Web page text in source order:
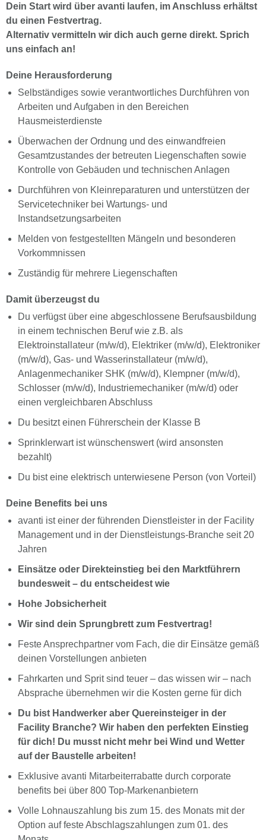
Dein Start wird über avanti laufen, im Anschluss erhältst
du einen Festvertrag.
Alternativ vermitteln wir dich auch gerne direkt. Sprich
uns einfach an!
Deine Herausforderung
Selbständiges sowie verantwortliches Durchführen von
Arbeiten und Aufgaben in den Bereichen
Hausmeisterdienste
Überwachen der Ordnung und des einwandfreien
Gesamtzustandes der betreuten Liegenschaften sowie
Kontrolle von Gebäuden und technischen Anlagen
Durchführen von Kleinreparaturen und unterstützen der
Servicetechniker bei Wartungs- und
Instandsetzungsarbeiten
Melden von festgestellten Mängeln und besonderen
Vorkommnissen
Zuständig für mehrere Liegenschaften
Damit überzeugst du
Du verfügst über eine abgeschlossene Berufsausbildung
in einem technischen Beruf wie z.B. als
Elektroinstallateur (m/w/d), Elektriker (m/w/d), Elektroniker
(m/w/d), Gas- und Wasserinstallateur (m/w/d),
Anlagenmechaniker SHK (m/w/d), Klempner (m/w/d),
Schlosser (m/w/d), Industriemechaniker (m/w/d) oder
einen vergleichbaren Abschluss
Du besitzt einen Führerschein der Klasse B
Sprinklerwart ist wünschenswert (wird ansonsten
bezahlt)
Du bist eine elektrisch unterwiesene Person (von Vorteil)
Deine Benefits bei uns
avanti ist einer der führenden Dienstleister in der Facility
Management und in der Dienstleistungs-Branche seit 20
Jahren
Einsätze oder Direkteinstieg bei den Marktführern
bundesweit – du entscheidest wie
Hohe Jobsicherheit
Wir sind dein Sprungbrett zum Festvertrag!
Feste Ansprechpartner vom Fach, die dir Einsätze gemäß
deinen Vorstellungen anbieten
Fahrkarten und Sprit sind teuer – das wissen wir – nach
Absprache übernehmen wir die Kosten gerne für dich
Du bist Handwerker aber Quereinsteiger in der
Facility Branche? Wir haben den perfekten Einstieg
für dich! Du musst nicht mehr bei Wind und Wetter
auf der Baustelle arbeiten!
Exklusive avanti Mitarbeiterrabatte durch corporate
benefits bei über 800 Top-Markenanbietern
Volle Lohnauszahlung bis zum 15. des Monats mit der
Option auf feste Abschlagszahlungen zum 01. des